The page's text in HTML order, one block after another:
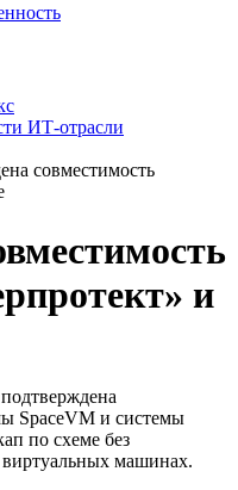
ИТ-отрасли
совместимость
и
SpaceVM и системы
по схеме без
виртуальных машинах.